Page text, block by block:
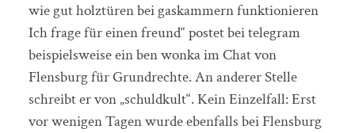
wie gut holztüren bei gaskammern funktionieren
Ich frage für einen freund“ postet bei telegram
beispielsweise ein ben wonka im Chat von
Flensburg für Grundrechte. An anderer Stelle
schreibt er von „schuldkult“. Kein Einzelfall: Erst
vor wenigen Tagen wurde ebenfalls bei Flensburg